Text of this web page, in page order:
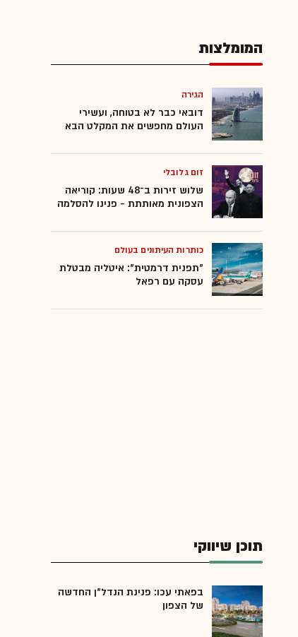
המומלצות
המומלצות
הגירה
דובאי כבר לא בטוחה, ועשירי
העולם מחפשים את המקלט הבא
זום גלובלי
שלוש זירות ב־48 שעות: קוריאה
הצפונית מאותתת - פנינו להסלמה
כותרות העיתונים בעולם
"תפנית דרמטית": איטליה מבטלת
עסקה עם רפאל
תוכן שיווקי
בפאתי עכו: פנינת הנדל"ן החדשה
של הצפון